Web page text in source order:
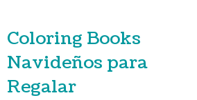
Coloring Books
Navideños para
Regalar